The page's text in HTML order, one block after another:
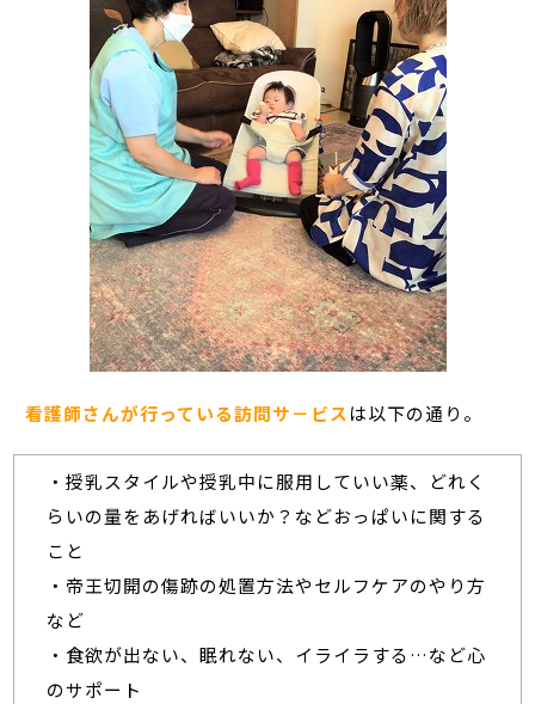
看護師さんが行っている訪問サ－ビスは以下の通り。
・授乳スタイルや授乳中に服用していい薬、どれく
らいの量をあげればいいか？などおっぱいに関する
こと
・帝王切開の傷跡の処置方法やセルフケアのやり方
など
・食欲が出ない、眠れない、イライラする…など心
のサポート